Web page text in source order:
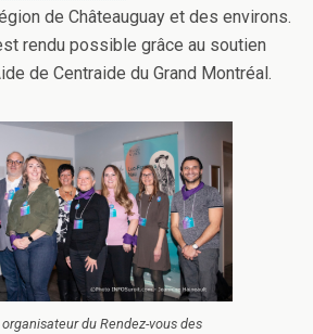
de Châteauguay et des environs.
rendu possible grâce au soutien
de Centraide du Grand Montréal.
du Rendez-vous des